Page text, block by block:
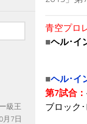
青空プロ
■ヘル･イ
■ヘル･イ
第7試合：
ブロック
級王
月7日